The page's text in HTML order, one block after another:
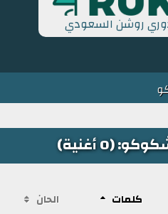
روشن السعودي
(0 أغنية)
كلمات الحان